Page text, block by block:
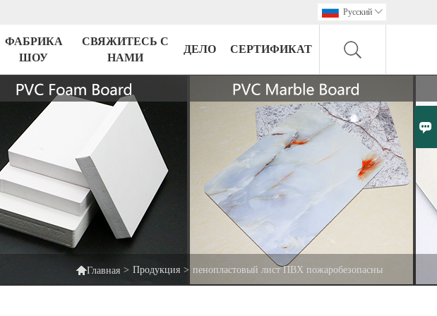

Pусский 
ФАБРИКА
ШОУ
СВЯЖИТЕСЬ С
НАМИ
ДЕЛО СЕРТИФИКАТ
Главная > Продукция > пенопластовый лист ПВХ пожаробезопасны